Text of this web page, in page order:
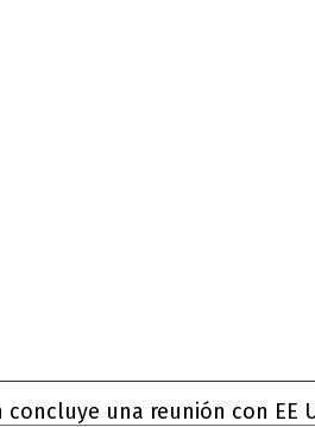
concluye una reunión con EE